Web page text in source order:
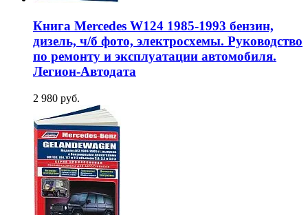
Книга Mercedes W124 1985-1993 бензин,
дизель, ч/б фото, электросхемы. Руководство
по ремонту и эксплуатации автомобиля.
Легион-Aвтодата
2 980 руб.